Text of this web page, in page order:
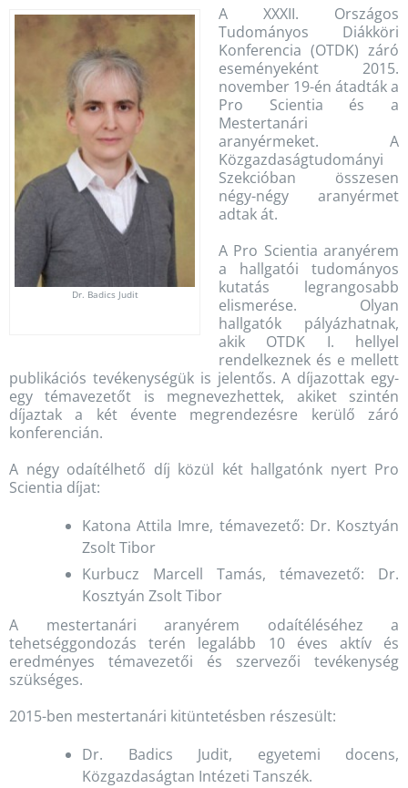
Dr. Badics Judit
A XXXII. Országos
Tudományos Diákköri
Konferencia (OTDK) záró
eseményeként 2015.
november 19-én átadták a
Pro Scientia és a
Mestertanári
aranyérmeket. A
Közgazdaságtudományi
Szekcióban összesen
négy-négy aranyérmet
adtak át.
A Pro Scientia aranyérem
a hallgatói tudományos
kutatás legrangosabb
elismerése. Olyan
hallgatók pályázhatnak,
akik OTDK I. hellyel
rendelkeznek és e mellett
publikációs tevékenységük is jelentős. A díjazottak egy-
egy témavezetőt is megnevezhettek, akiket szintén
díjaztak a két évente megrendezésre kerülő záró
konferencián.
A négy odaítélhető díj közül két hallgatónk nyert Pro
Scientia díjat:
Katona Attila Imre, témavezető: Dr. Kosztyán
Zsolt Tibor
Kurbucz Marcell Tamás, témavezető: Dr.
Kosztyán Zsolt Tibor
A mestertanári aranyérem odaítéléséhez a
tehetséggondozás terén legalább 10 éves aktív és
eredményes témavezetői és szervezői tevékenység
szükséges.
2015-ben mestertanári kitüntetésben részesült:
Dr. Badics Judit, egyetemi docens,
Közgazdaságtan Intézeti Tanszék.